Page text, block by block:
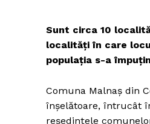
Sunt circa 10
localități în care
populația s-a
Comuna Malnaș din
înșelătoare, întrucât
reședințele